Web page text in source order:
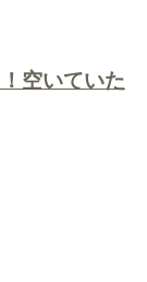
空いていた